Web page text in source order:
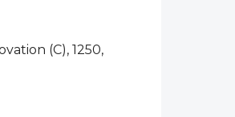
(C), 1250,